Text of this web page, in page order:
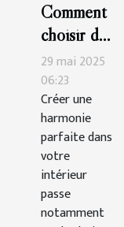
Comment
choisir des
accessoires
pour
maximiser
l'harmonie
de votre
intérieur
29 mai 2025
06:23
Créer une
harmonie
parfaite dans
votre
intérieur
passe
notamment